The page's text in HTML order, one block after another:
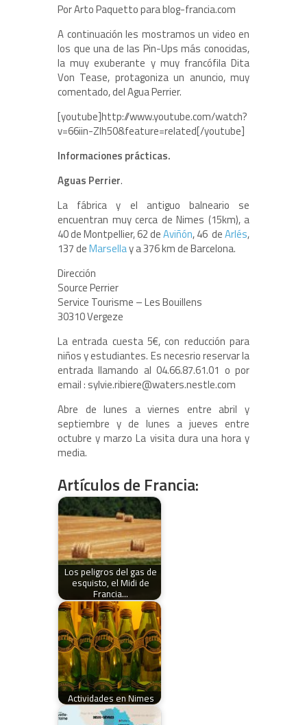
Por Arto Paquetto para blog-francia.com
A continuación les mostramos un video en
los que una de las Pin-Ups más conocidas,
la muy exuberante y muy francófila Dita
Von Tease, protagoniza un anuncio, muy
comentado, del Agua Perrier.
[youtube]http://www.youtube.com/watch?
v=66iin-Zlh50&feature=related[/youtube]
Informaciones prácticas.
Aguas Perrier.
La fábrica y el antiguo balneario se
encuentran muy cerca de Nimes (15km), a
40 de Montpellier, 62 deAviñón, 46 deArlés,
137 deMarsellay a 376 km de Barcelona.
Dirección
Source Perrier
Service Tourisme – Les Bouillens
30310 Vergeze
La entrada cuesta 5€, con reducción para
niños y estudiantes. Es necesrio reservar la
entrada llamando al 04.66.87.61.01 o por
email : sylvie.ribiere@waters.nestle.com
Abre de lunes a viernes entre abril y
septiembre y de lunes a jueves entre
octubre y marzo La visita dura una hora y
media.
Artículos de Francia:
Los peligros del gas de
esquisto, el Midi de
Francia…
Actividades en Nimes